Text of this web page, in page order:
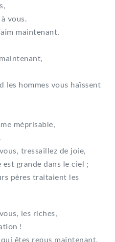
vous.
maintenant,
hommes vous haïssent
méprisable,
tressaillez de joie,
grande dans le ciel ;
pères traitaient les
les riches,
!
êtes repus maintenant,